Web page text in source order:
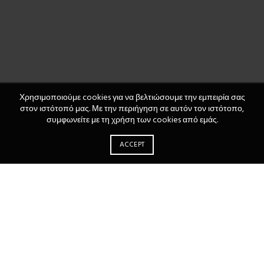
Χρησιμοποιούμε cookies για να βελτιώσουμε την εμπειρία σας
στον ιστότοπό μας. Με την περιήγηση σε αυτόν τον ιστότοπο,
συμφωνείτε με τη χρήση των cookies από εμάς.
ACCEPT